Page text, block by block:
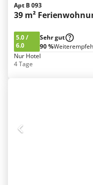
Apt B 093
39 m²
5.0/
6.0
Sehr gut
90 %
Nur Hotel
4 Tage